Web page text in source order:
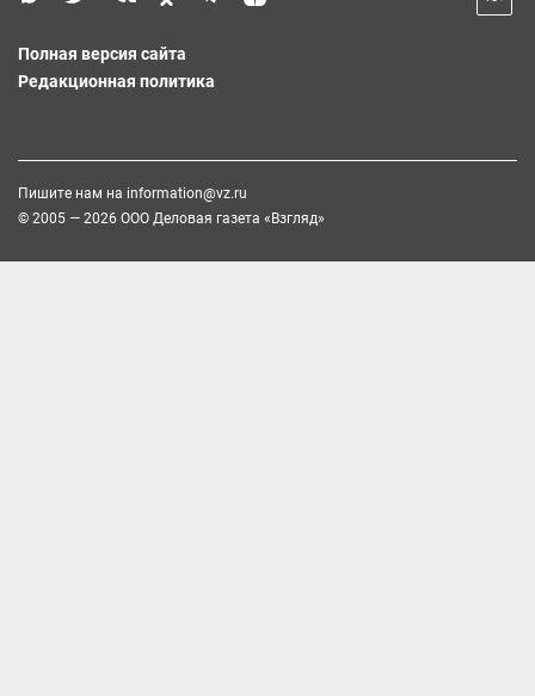
Полная версия сайта
Редакционная политика
Пишите нам на information@vz.ru
© 2005 — 2026 ООО Деловая газета «Взгляд»